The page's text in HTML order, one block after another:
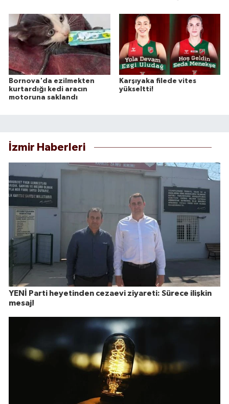
Bornova'da ezilmekten
kurtardığı kedi aracın
motoruna saklandı
Karşıyaka filede vites
yükseltti!
İzmir Haberleri
YENİ Parti heyetinden cezaevi ziyareti: Sürece ilişkin
mesaj!